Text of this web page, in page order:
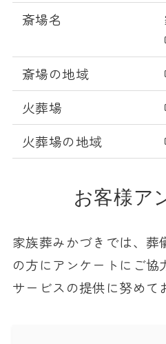
斎場名
斎場の地域
火葬場
火葬場の地域
お客様ア
家族葬みかづきでは、葬
の方にアンケートにご協
サービスの提供に努めて